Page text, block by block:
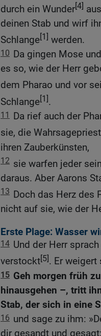
durch ein Wunder[4]
deinen Stab und wirf
Schlange[1] werden.
10 Da gingen Mose
es so, wie der Herr
dem Pharao und vor
Schlange[1].
11 Da rief auch der
sie, die
ihren Zauberkünsten,
12 sie warfen jeder
daraus. Aber Aarons
13 Doch das Herz des
nicht auf sie, wie der
Erste Plage: Wasser
14 Und der Herr
verstockt[5]. Er weigert
15 Geh morgen früh
hinausgehen –, tritt
Stab, der sich in eine
16 und sage zu ihm:
dir gesandt und